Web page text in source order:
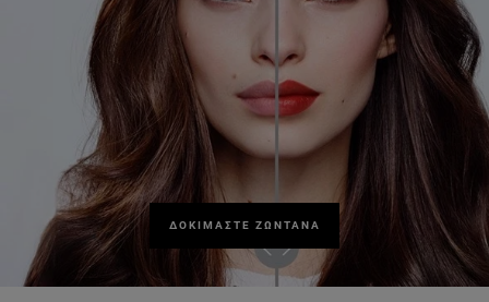
ΔΟΚΙΜΑΣΤΕ ΖΩΝΤΑΝΑ